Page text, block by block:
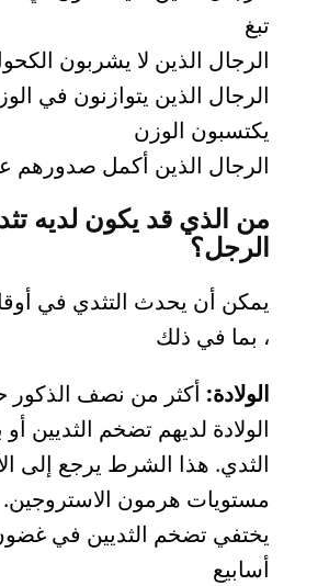
تبغ
الرجال الذين لا يشربون
الرجال الذين يتوازنون في
يكتسبون الوزن
الرجال الذين أكمل صدورهم
من الذي قد يكون لديه
الرجل؟
يمكن أن يحدث التثدي في
، بما في ذلك
الولادة: أكثر من نصف الذكور
الولادة لديهم تضخم الثديين
الثدي. هذا الشرط يرجع إلى
مستويات هرمون الاستروجين.
يختفي تضخم الثديين في
أسابيع